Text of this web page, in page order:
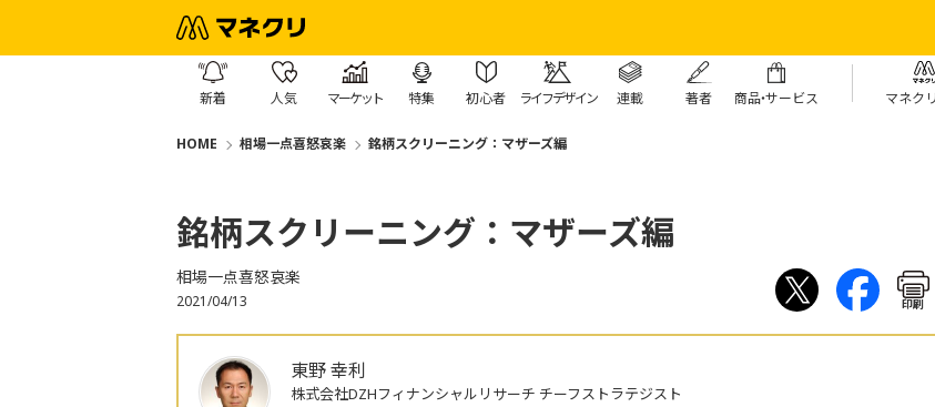
新着 人気 マーケット 特集 初心者 ライフデザイン 連載 著者 商品・サービス マネク
HOME 相場一点喜怒哀楽 銘柄スクリーニング：マザーズ編
銘柄スクリーニング：マザーズ編
相場一点喜怒哀楽
2021/04/13 印刷
東野 幸利
株式会社DZHフィナンシャルリサーチ チーフストラテジスト